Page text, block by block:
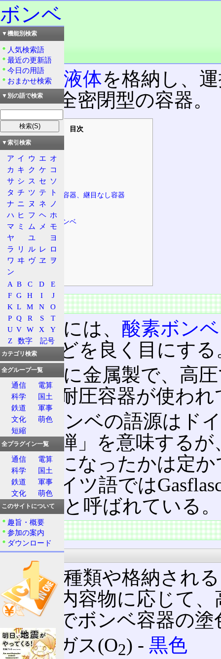
ボンベ
読み：ぼんべ
外語：Bombe
品詞：名詞
気体や 液体を格納し、
能な完全密閉型の容器。
目次
概要
特徴
色分け
種類
シームレス容器、継目なし容器
溶接容器
カセットボンベ
補足
寸法
返却
概要
日常的には、 酸素ボンベ
ンベなどを良く目にする
一般的に金属製で、高
できる耐圧容器が使わ
なおボンベの語源はド
は「爆弾」を意味する
の呼称になったかは定
ベはドイツ語では
cylinderと呼ばれている。
特徴
色分け
容器の種類や格納され
それら内容物に応じて
規則」でボンベ容器の
酸素 ガス(O2) ‐ 黒色
▼機能別検索
人気検索語
最近の更新語
今日の用語
おまかせ検索
▼別の語で検索
▼索引検索
ア イ ウ エ オ
カ キ ク ケ コ
サ シ ス セ ソ
タ チ ツ テ
ト
ナ ニ ヌ ネ
ノ
ハ ヒ フ ヘ ホ
マ ミ ム メ
モ
ヤ
ユ
ヨ
ラ
リ ル レ ロ
ワ ヰ ヴ ヱ
ヲ
ン
A B C D
E
F G H I
J
K L M N
O
P Q R S
T
U V W X
Y
Z
数字 記号
カテゴリ検索
全グループ一覧
通信
電算
科学
国土
鉄道
軍事
文化
萌色
短縮
全プラグイン一覧
通信
電算
科学
国土
鉄道
軍事
文化
萌色
このサイトについて
趣旨・概要
参加の案内
ダウンロード